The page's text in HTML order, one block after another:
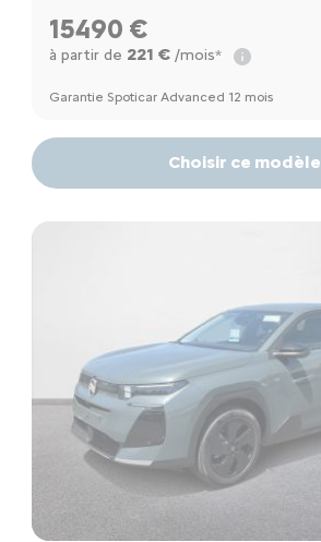
15490 €
à partir de 221 €/mois*
Garantie Spoticar Advanced 12 mois
Choisir ce modèle